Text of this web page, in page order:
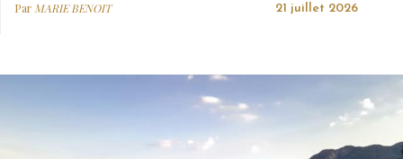
Par MARIE BENOIT 21 juillet 2026